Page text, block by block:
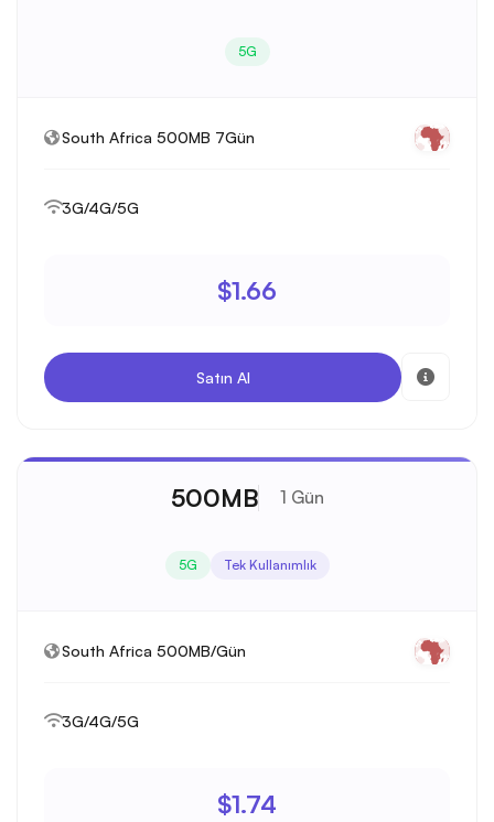
5G
South Africa 500MB 7Gün
3G/4G/5G
$1.66
Satın Al
500MB 1 Gün
5G Tek Kullanımlık
South Africa 500MB/Gün
3G/4G/5G
$1.74